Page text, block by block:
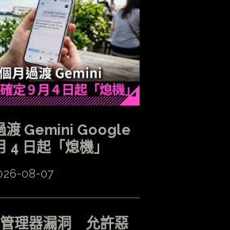
渡 Gemini Google
4 日起「熄機」
08-07
理器漏洞 允許惡